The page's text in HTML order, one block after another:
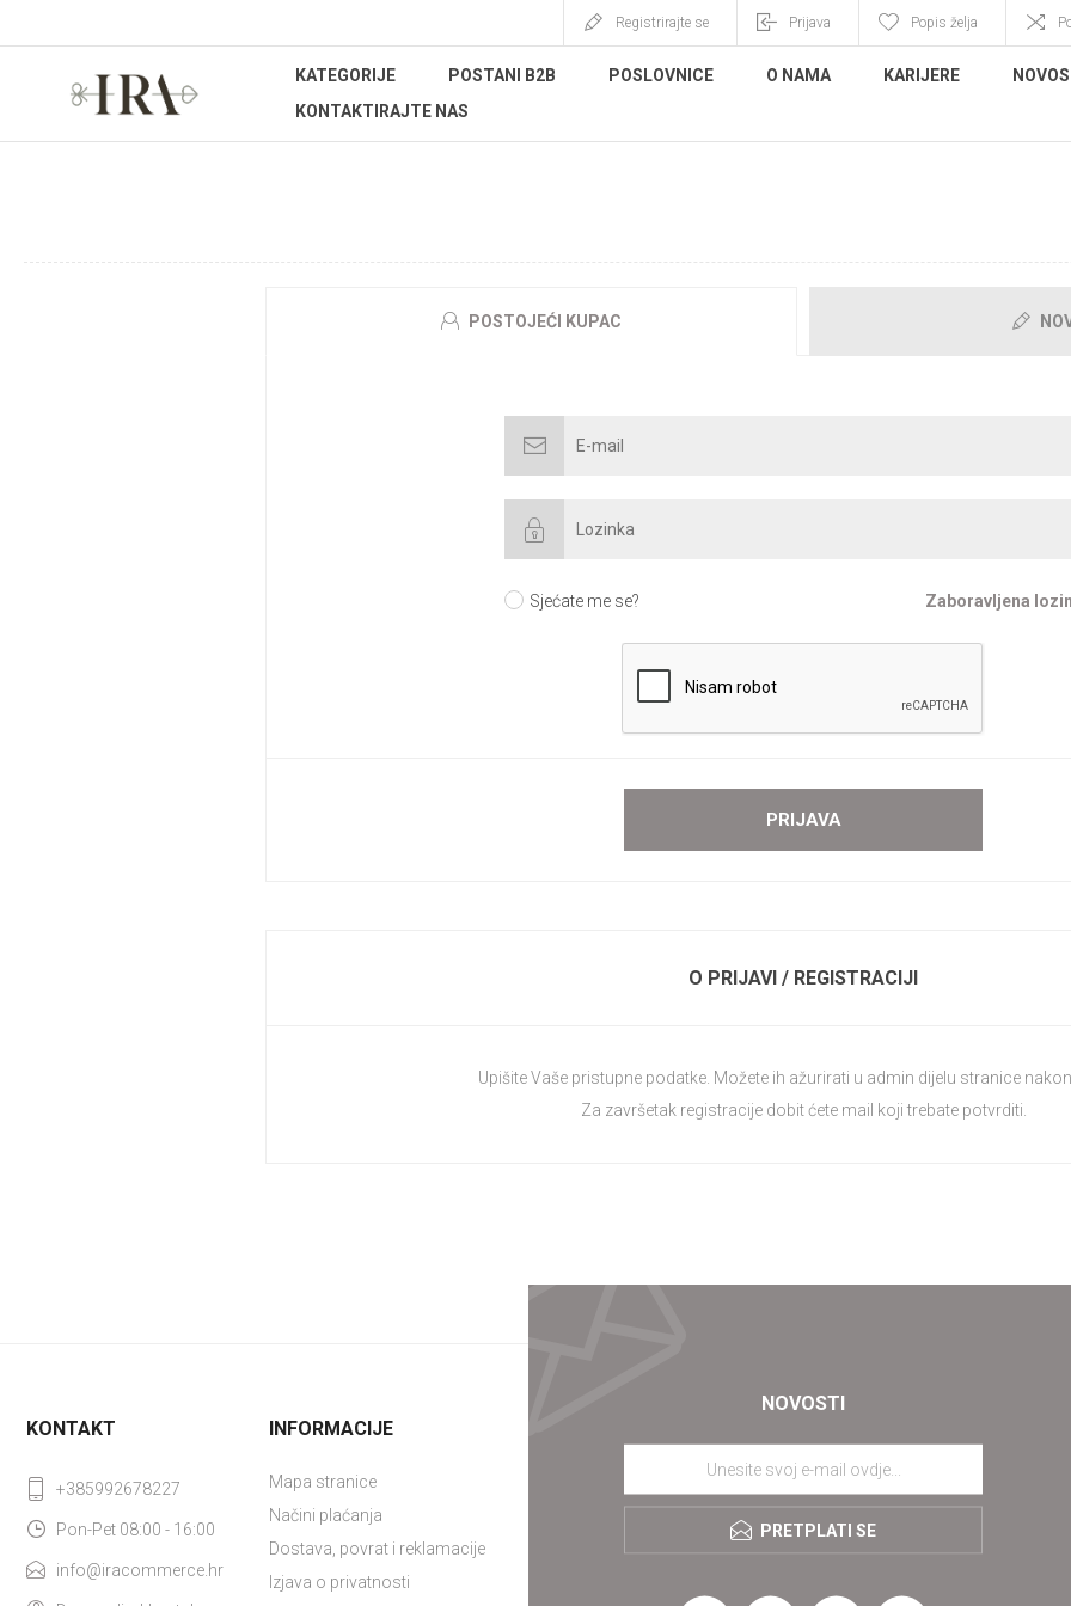
Registrirajte se Prijava Popis želja
KATEGORIJE POSTANI B2B POSLOVNICE O NAMA KARIJERE
KONTAKTIRAJTE NAS
POSTOJEĆI KUPAC
Sjećate me se? Zaboravljena
O PRIJAVI / REGISTRACIJI
Upišite Vaše pristupne podatke. Možete ih ažurirati u admin dijelu stranice
Za završetak registracije dobit ćete mail koji trebate potvrditi.
NOVOSTI
PRETPLATI SE
KONTAKT
+385992678227
Pon-Pet 08:00 - 16:00
info@iracommerce.hr
INFORMACIJE
Mapa stranice
Načini plaćanja
Dostava, povrat i reklamacije
Izjava o privatnosti